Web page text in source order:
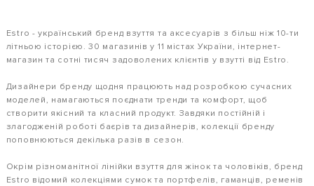
Estro - український бренд взуття та аксесуарів з більш ніж 10-ти
літньою історією. 30 магазинів у 11 містах України, інтернет-
магазин та сотні тисяч задоволених клієнтів у взутті від Estro.
Дизайнери бренду щодня працюють над розробкою сучасних
моделей, намагаються поєднати тренди та комфорт, щоб
створити якісний та класний продукт. Завдяки постійній і
злагодженій роботі баєрів та дизайнерів, колекції бренду
поповнюються декілька разів в сезон.
Окрім різноманітної лінійки взуття для жінок та чоловіків, бренд
Estro відомий колекціями сумок та портфелів, гаманців, ременів